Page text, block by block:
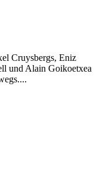
Cruysbergs, Eniz
und Alain Goikoetxea